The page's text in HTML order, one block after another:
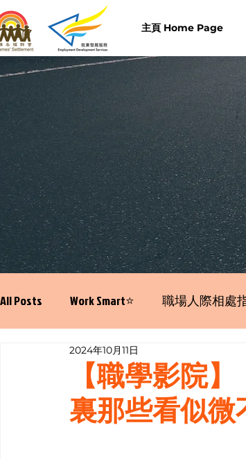
主頁 Home Page
All Posts Work Smart⭐️ 職場人際相處
寫履歷表嘅技巧📝 行業知多啲
【職學影院】
裏那些看似
2024年10月11日